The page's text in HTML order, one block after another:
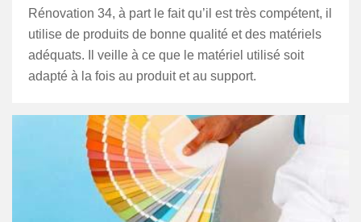
Rénovation 34, à part le fait qu’il est très compétent, il
utilise de produits de bonne qualité et des matériels
adéquats. Il veille à ce que le matériel utilisé soit
adapté à la fois au produit et au support.